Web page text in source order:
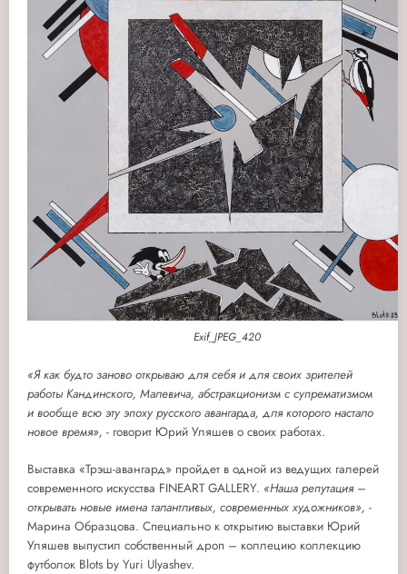
Exif_JPEG_420
«Я как будто заново открываю для себя и для своих зрителей
работы Кандинского, Малевича, абстракционизм с супрематизмом
и вообще всю эту эпоху русского авангарда, для которого настало
новое время», - говорит Юрий Уляшев о своих работах.
Выставка «Трэш-авангард» пройдет в одной из ведущих галерей
современного искусства FINEART GALLERY. «Наша репутация –
открывать новые имена талантливых, современных художников», -
Марина Образцова. Специально к открытию выставки Юрий
Уляшев выпустил собственный дроп – коллецию коллекцию
футболок Blots by Yuri Ulyashev.